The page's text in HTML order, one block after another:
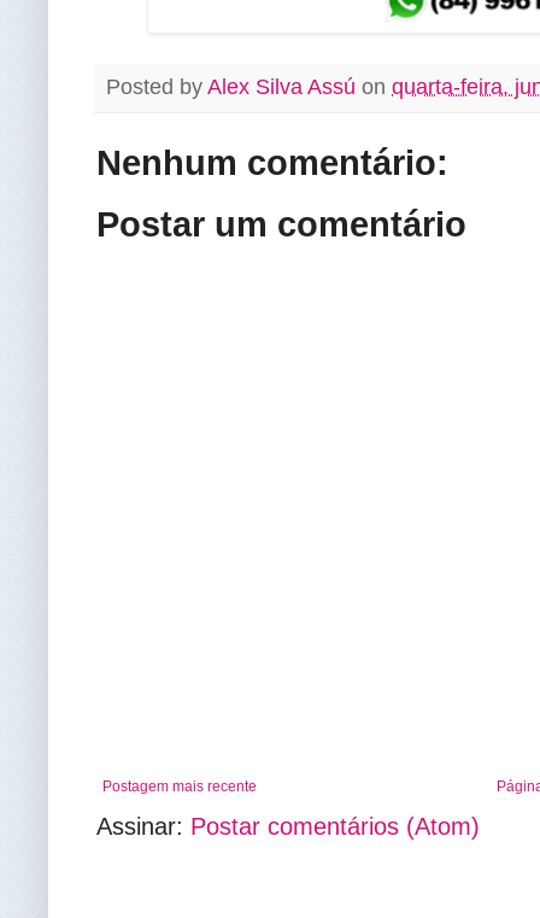
Posted by Alex Silva Assú on quarta-feira,
Nenhum comentário:
Postar um comentário
Postagem mais recente
Assinar: Postar comentários (Atom)